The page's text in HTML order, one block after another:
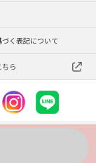
く表記について
ら